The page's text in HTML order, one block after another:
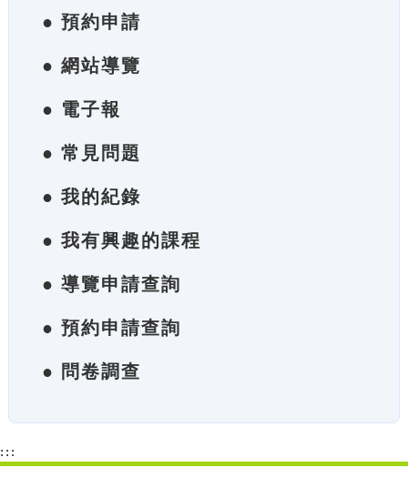
● 預約申請
● 網站導覽
● 電子報
● 常見問題
● 我的紀錄
● 我有興趣的課程
● 導覽申請查詢
● 預約申請查詢
● 問卷調查
:::